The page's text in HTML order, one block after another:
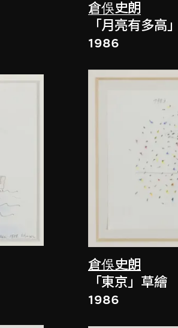
倉俁史朗
「月亮有多高
1986
倉俁史朗
「東京」草繪
1986